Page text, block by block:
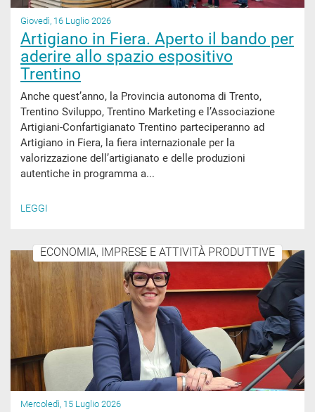
Giovedì, 16 Luglio 2026
Artigiano in Fiera. Aperto il bando per
aderire allo spazio espositivo
Trentino
Anche quest’anno, la Provincia autonoma di Trento,
Trentino Sviluppo, Trentino Marketing e l’Associazione
Artigiani-Confartigianato Trentino parteciperanno ad
Artigiano in Fiera, la fiera internazionale per la
valorizzazione dell’artigianato e delle produzioni
autentiche in programma a...
LEGGI
ECONOMIA, IMPRESE E ATTIVITÀ PRODUTTIVE
Mercoledì, 15 Luglio 2026